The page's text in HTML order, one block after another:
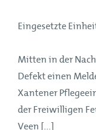
Eingesetzte
Mitten in der
Defekt einen
Xantener
der Freiwilligen
Veen [...]